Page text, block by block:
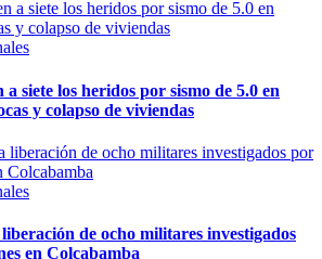
siete los heridos por sismo de 5.0 en
y colapso de viviendas
de ocho militares investigados
en Colcabamba